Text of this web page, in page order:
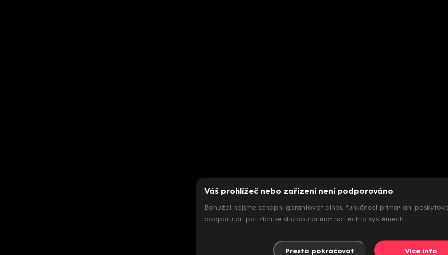
Váš prohlížeč nebo zařízení není podporováno
Bohužel nejsme schopni garantovat plnou funkčnost prima+ ani
podporu při potížích se službou prima+ na těchto systémech.
Přesto pokračovat Více info